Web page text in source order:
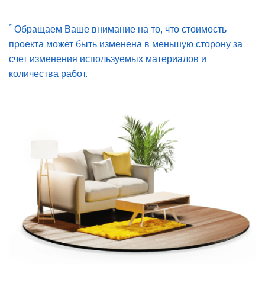
* Обращаем Ваше внимание на то, что стоимость
проекта может быть изменена в меньшую сторону за
счет изменения используемых материалов и
количества работ.